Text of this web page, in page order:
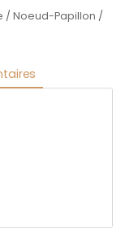
/ Noeud-Papillon /